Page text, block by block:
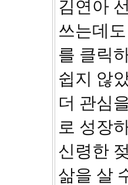
김연아
쓰는데
를 클릭
쉽지 않
더 관심
로 성장
신령한
삶을 살